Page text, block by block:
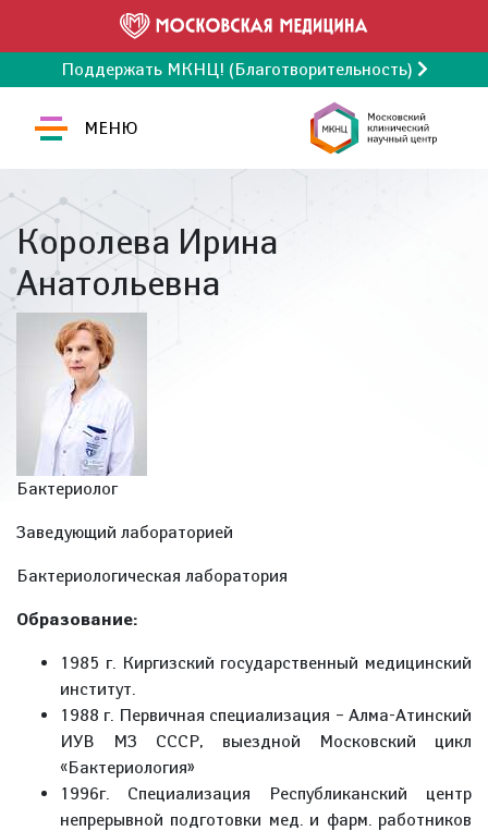
Поддержать МКНЦ! (Благотворительность)
МЕНЮ
Королева Ирина
Анатольевна
Бактериолог
Заведующий лабораторией
Бактериологическая лаборатория
Образование:
1985 г. Киргизский государственный медицинский
институт.
1988 г. Первичная специализация – Алма-Атинский
ИУВ МЗ СССР, выездной Московский цикл
«Бактериология»
1996г. Специализация Республиканский центр
непрерывной подготовки мед. и фарм. работников